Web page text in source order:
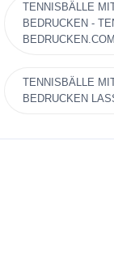
TENNISBÄLLE
BEDRUCKEN -
BEDRUCKEN.COM
TENNISBÄLLE
BEDRUCKEN